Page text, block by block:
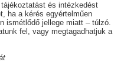
és intézkedést
ha a kérés egyértelműen
ismétlődő jellege miatt – túlzó.
fel, vagy megtagadhatjuk a